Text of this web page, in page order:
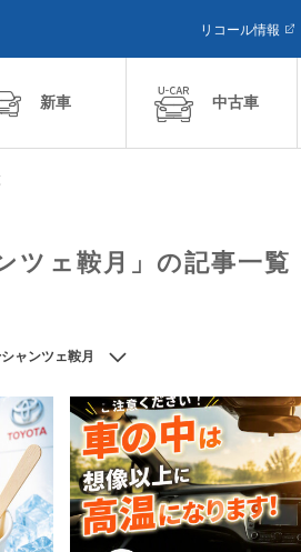
リコール情報
新車 中古車
ツェ鞍月」の記事一覧
ャンツェ鞍月